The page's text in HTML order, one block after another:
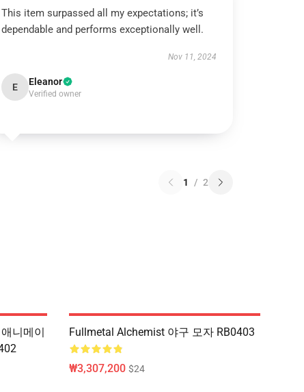
This item surpassed all my expectations; it’s
dependable and performs exceptionally well.
Nov 11, 2024
E Eleanor
Verified owner
1 / 2
니메이
Fullmetal Alchemist 야구 모자 RB0403
₩3,307,200 $24